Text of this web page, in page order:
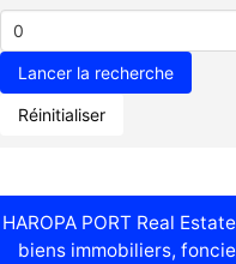
Réinitialiser
HAROPA PORT Real
biens immobiliers,